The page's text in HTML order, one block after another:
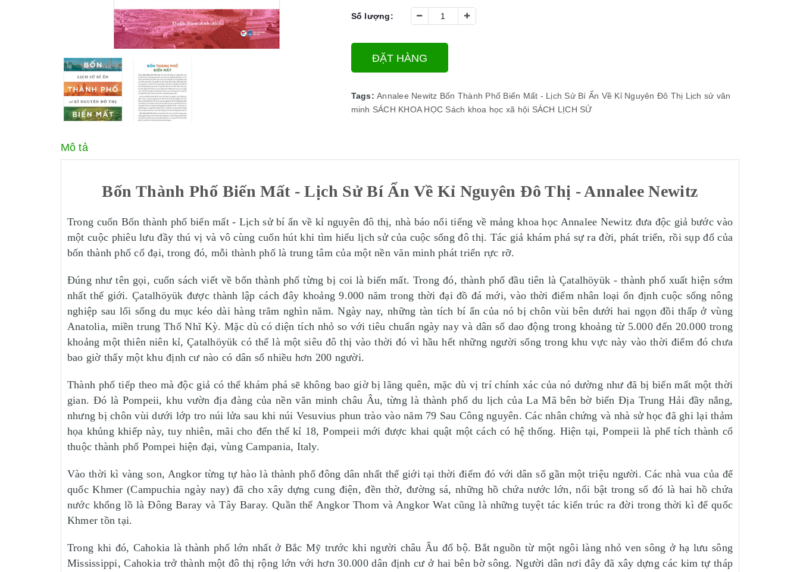
Số lượng:
ĐẶT HÀNG
Tags: Annalee Newitz Bốn Thành Phố Biến Mất - Lịch Sử Bí Ẩn Về Kỉ Nguyên Đô Thị Lịch sử văn
minh SÁCH KHOA HỌC Sách khoa học xã hội SÁCH LỊCH SỬ
Mô tả
Bốn Thành Phố Biến Mất - Lịch Sử Bí Ẩn Về Kỉ Nguyên Đô Thị - Annalee Newitz
Trong cuốn Bốn thành phố biến mất - Lịch sử bí ẩn về kỉ nguyên đô thị, nhà báo nổi tiếng về mảng khoa học Annalee Newitz đưa độc giả bước vào
một cuộc phiêu lưu đầy thú vị và vô cùng cuốn hút khi tìm hiểu lịch sử của cuộc sống đô thị. Tác giả khám phá sự ra đời, phát triển, rồi sụp đổ của
bốn thành phố cổ đại, trong đó, mỗi thành phố là trung tâm của một nền văn minh phát triển rực rỡ.
Đúng như tên gọi, cuốn sách viết về bốn thành phố từng bị coi là biến mất. Trong đó, thành phố đầu tiên là Çatalhöyük - thành phố xuất hiện sớm
nhất thế giới. Çatalhöyük được thành lập cách đây khoảng 9.000 năm trong thời đại đồ đá mới, vào thời điểm nhân loại ổn định cuộc sống nông
nghiệp sau lối sống du mục kéo dài hàng trăm nghìn năm. Ngày nay, những tàn tích bí ẩn của nó bị chôn vùi bên dưới hai ngọn đồi thấp ở vùng
Anatolia, miền trung Thổ Nhĩ Kỳ. Mặc dù có diện tích nhỏ so với tiêu chuẩn ngày nay và dân số dao động trong khoảng từ 5.000 đến 20.000 trong
khoảng một thiên niên kỉ, Çatalhöyük có thể là một siêu đô thị vào thời đó vì hầu hết những người sống trong khu vực này vào thời điểm đó chưa
bao giờ thấy một khu định cư nào có dân số nhiều hơn 200 người.
Thành phố tiếp theo mà độc giả có thể khám phá sẽ không bao giờ bị lãng quên, mặc dù vị trí chính xác của nó dường như đã bị biến mất một thời
gian. Đó là Pompeii, khu vườn địa đàng của nền văn minh châu Âu, từng là thành phố du lịch của La Mã bên bờ biển Địa Trung Hải đầy nắng,
nhưng bị chôn vùi dưới lớp tro núi lửa sau khi núi Vesuvius phun trào vào năm 79 Sau Công nguyên. Các nhân chứng và nhà sử học đã ghi lại thảm
họa khủng khiếp này, tuy nhiên, mãi cho đến thế kỉ 18, Pompeii mới được khai quật một cách có hệ thống. Hiện tại, Pompeii là phế tích thành cổ
thuộc thành phố Pompei hiện đại, vùng Campania, Italy.
Vào thời kì vàng son, Angkor từng tự hào là thành phố đông dân nhất thế giới tại thời điểm đó với dân số gần một triệu người. Các nhà vua của đế
quốc Khmer (Campuchia ngày nay) đã cho xây dựng cung điện, đền thờ, đường sá, những hồ chứa nước lớn, nổi bật trong số đó là hai hồ chứa
nước khổng lồ là Đông Baray và Tây Baray. Quần thể Angkor Thom và Angkor Wat cũng là những tuyệt tác kiến trúc ra đời trong thời kì đế quốc
Khmer tồn tại.
Trong khi đó, Cahokia là thành phố lớn nhất ở Bắc Mỹ trước khi người châu Âu đổ bộ. Bắt nguồn từ một ngôi làng nhỏ ven sông ở hạ lưu sông
Mississippi, Cahokia trở thành một đô thị rộng lớn với hơn 30.000 dân định cư ở hai bên bờ sông. Người dân nơi đây đã xây dựng các kim tự tháp